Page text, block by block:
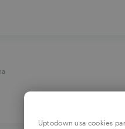
Uptodown usa cookies